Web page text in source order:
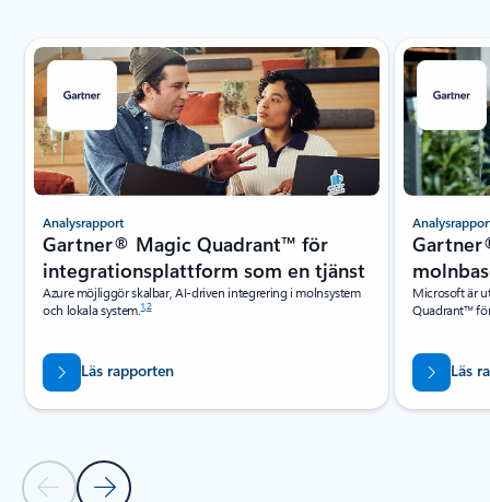
Visar bild 1 av 5
Föregående bild
Nästa bild
Analysrapport
Gartner® Magic Quadrant™ för
integrationsplattform som en tjänst
Azure möjliggör skalbar, AI-driven integrering i molnsystem
och lokala system.1,2
Läs rapporten
Microsoft är
Quadrant™
Läs